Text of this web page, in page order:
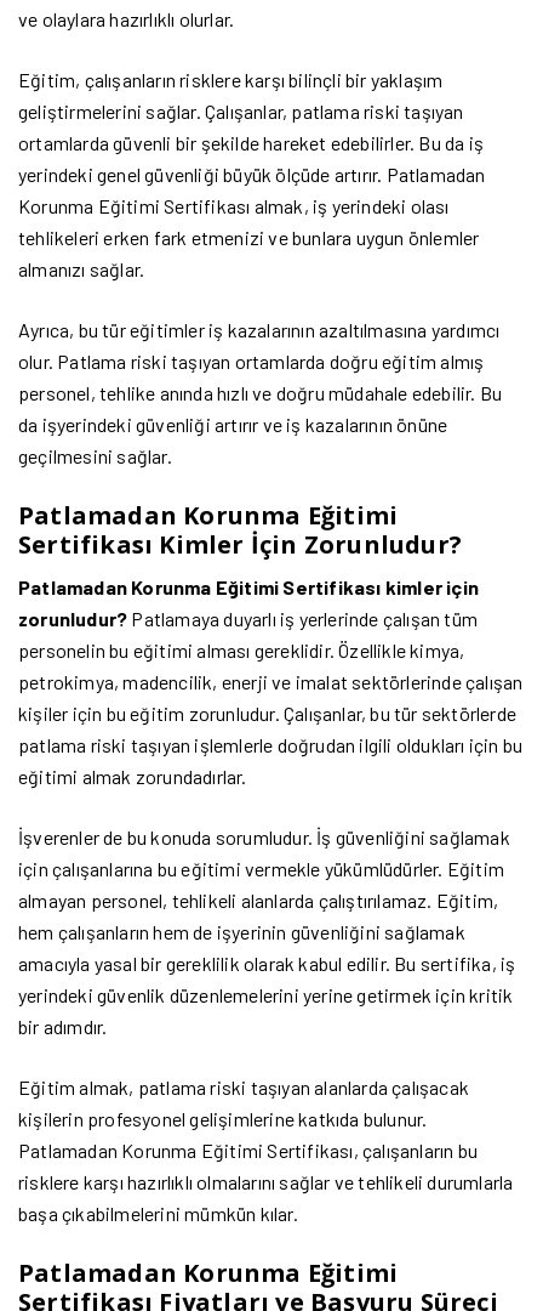
ve olaylara hazırlıklı olurlar.
Eğitim, çalışanların risklere karşı bilinçli bir yaklaşım
geliştirmelerini sağlar. Çalışanlar, patlama riski taşıyan
ortamlarda güvenli bir şekilde hareket edebilirler. Bu da iş
yerindeki genel güvenliği büyük ölçüde artırır. Patlamadan
Korunma Eğitimi Sertifikası almak, iş yerindeki olası
tehlikeleri erken fark etmenizi ve bunlara uygun önlemler
almanızı sağlar.
Ayrıca, bu tür eğitimler iş kazalarının azaltılmasına yardımcı
olur. Patlama riski taşıyan ortamlarda doğru eğitim almış
personel, tehlike anında hızlı ve doğru müdahale edebilir. Bu
da işyerindeki güvenliği artırır ve iş kazalarının önüne
geçilmesini sağlar.
Patlamadan Korunma Eğitimi
Sertifikası Kimler İçin Zorunludur?
Patlamadan Korunma Eğitimi Sertifikası kimler için
zorunludur? Patlamaya duyarlı iş yerlerinde çalışan tüm
personelin bu eğitimi alması gereklidir. Özellikle kimya,
petrokimya, madencilik, enerji ve imalat sektörlerinde çalışan
kişiler için bu eğitim zorunludur. Çalışanlar, bu tür sektörlerde
patlama riski taşıyan işlemlerle doğrudan ilgili oldukları için bu
eğitimi almak zorundadırlar.
İşverenler de bu konuda sorumludur. İş güvenliğini sağlamak
için çalışanlarına bu eğitimi vermekle yükümlüdürler. Eğitim
almayan personel, tehlikeli alanlarda çalıştırılamaz. Eğitim,
hem çalışanların hem de işyerinin güvenliğini sağlamak
amacıyla yasal bir gereklilik olarak kabul edilir. Bu sertifika, iş
yerindeki güvenlik düzenlemelerini yerine getirmek için kritik
bir adımdır.
Eğitim almak, patlama riski taşıyan alanlarda çalışacak
kişilerin profesyonel gelişimlerine katkıda bulunur.
Patlamadan Korunma Eğitimi Sertifikası, çalışanların bu
risklere karşı hazırlıklı olmalarını sağlar ve tehlikeli durumlarla
başa çıkabilmelerini mümkün kılar.
Patlamadan Korunma Eğitimi
Sertifikası Fiyatları ve Başvuru Süreci